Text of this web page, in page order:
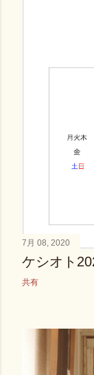
7月 08, 2020
ケシオト
共有